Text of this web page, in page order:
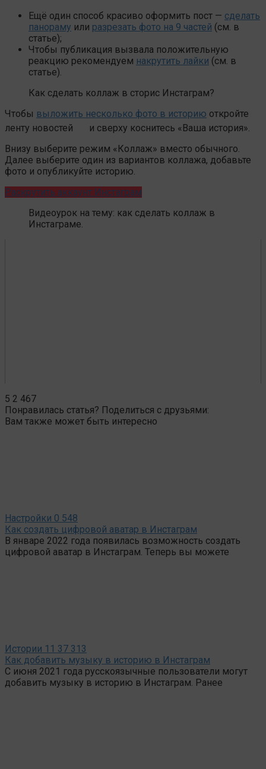
Ещё один способ красиво оформить пост — сделать
панораму или разрезать фото на 9 частей (см. в
статье);
Чтобы публикация вызвала положительную
реакцию рекомендуем накрутить лайки (см. в
статье).
Как сделать коллаж в сторис Инстаграм?
Чтобы выложить несколько фото в историю откройте
ленту новостей
и сверху коснитесь «Ваша история».
Внизу выберите режим «Коллаж» вместо обычного.
Далее выберите один из вариантов коллажа, добавьте
фото и опубликуйте историю.
Раскрутить аккаунт Инстаграм
Видеоурок на тему: как сделать коллаж в
Инстаграме.
5 2 467
Понравилась статья? Поделиться с друзьями:
Вам также может быть интересно
Настройки 0 548
Как создать цифровой аватар в Инстаграм
В январе 2022 года появилась возможность создать
цифровой аватар в Инстаграм. Теперь вы можете
Истории 11 37 313
Как добавить музыку в историю в Инстаграм
С июня 2021 года русскоязычные пользователи могут
добавить музыку в историю в Инстаграм. Ранее